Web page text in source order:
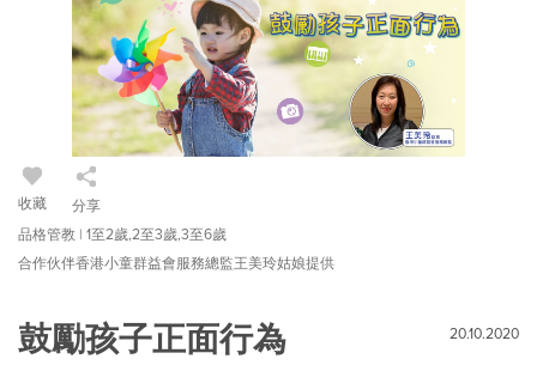
收藏
分享
品格管教 | 1至2歲,2至3歲,3至6歲
合作伙伴香港小童群益會服務總監王美玲姑娘提供
鼓勵孩子正面行為 20.10.2020